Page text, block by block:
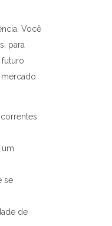
Você
para
um
se
de